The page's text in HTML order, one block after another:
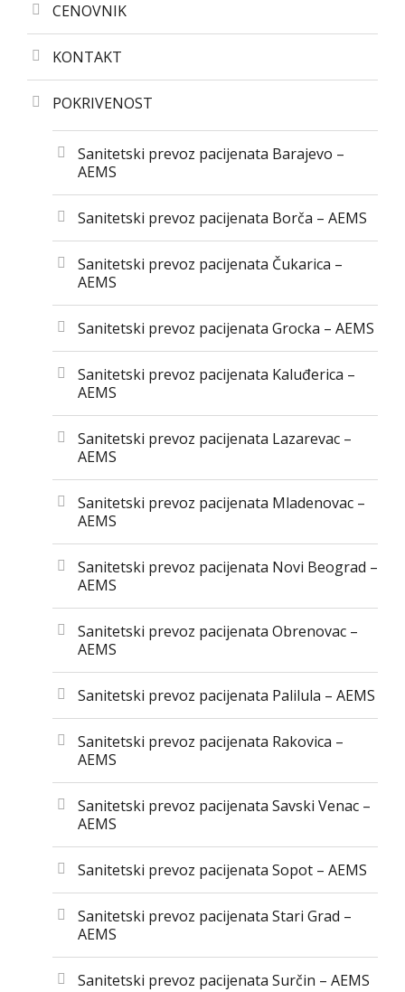
CENOVNIK
KONTAKT
POKRIVENOST
Sanitetski prevoz pacijenata Barajevo –
AEMS
Sanitetski prevoz pacijenata Borča – AEMS
Sanitetski prevoz pacijenata Čukarica –
AEMS
Sanitetski prevoz pacijenata Grocka – AEMS
Sanitetski prevoz pacijenata Kaluđerica –
AEMS
Sanitetski prevoz pacijenata Lazarevac –
AEMS
Sanitetski prevoz pacijenata Mladenovac –
AEMS
Sanitetski prevoz pacijenata Novi Beograd –
AEMS
Sanitetski prevoz pacijenata Obrenovac –
AEMS
Sanitetski prevoz pacijenata Palilula – AEMS
Sanitetski prevoz pacijenata Rakovica –
AEMS
Sanitetski prevoz pacijenata Savski Venac –
AEMS
Sanitetski prevoz pacijenata Sopot – AEMS
Sanitetski prevoz pacijenata Stari Grad –
AEMS
Sanitetski prevoz pacijenata Surčin – AEMS